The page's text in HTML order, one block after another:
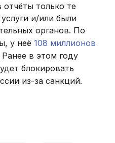
только те
и/или были
органов. По
у неё 108 миллионов
в этом году
блокировать
из-за санкций.